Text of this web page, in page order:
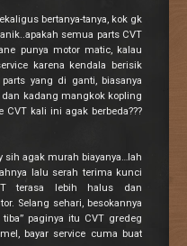
bertanya-tanya, kok gk
semua parts CVT
punya motor matic, kalau
karena kendala berisik
yang di ganti, biasanya
kadang mangkok kopling
CVT kali ini agak berbeda???
sih agak murah biayanya…lah
lalu serah terima kunci
terasa lebih halus dan
Selang sehari, besokannya
paginya itu CVT gredeg
bayar service cuma buat